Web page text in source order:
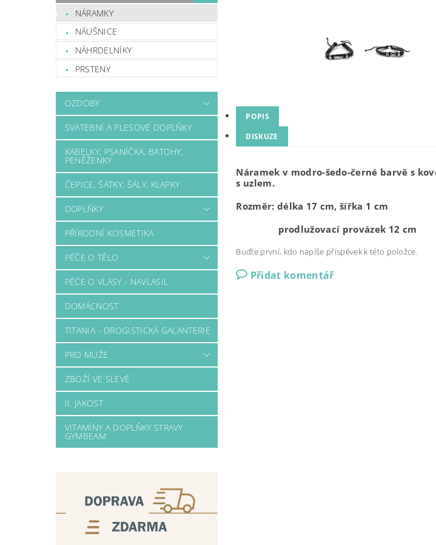
NÁRAMKY
NÁUŠNICE
NÁHRDELNÍKY
PRSTENY
OZDOBY
SVATEBNÍ A PLESOVÉ DOPLŇKY
KABELKY, PSANÍČKA, BATOHY,
PENĚŽENKY
ČEPICE, ŠÁTKY, ŠÁLY, KLAPKY
DOPLŇKY
PŘÍRODNÍ KOSMETIKA
PÉČE O TĚLO
PÉČE O VLASY - NAVLASIL
DOMÁCNOST
TITANIA - DROGISTICKÁ GALANTERIE
PRO MUŽE
ZBOŽÍ VE SLEVĚ
II. JAKOST
VITAMÍNY A DOPLŇKY STRAVY
GYMBEAM
POPIS
DISKUZE
Náramek v modro-šedo-černé barvě s
s uzlem.
Rozměr: délka 17 cm, šířka 1 cm
prodlužovací provázek 12 cm
Buďte první, kdo napíše příspěvek k této položce.
Přidat komentář